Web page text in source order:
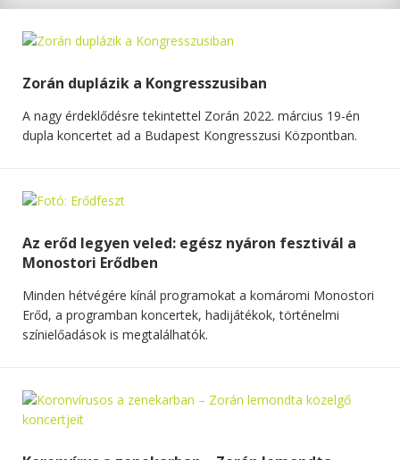
Zorán duplázik a Kongresszusiban
A nagy érdeklődésre tekintettel Zorán 2022. március 19-én
dupla koncertet ad a Budapest Kongresszusi Központban.
Az erőd legyen veled: egész nyáron fesztivál a
Monostori Erődben
Minden hétvégére kínál programokat a komáromi Monostori
Erőd, a programban koncertek, hadijátékok, történelmi
színielőadások is megtalálhatók.